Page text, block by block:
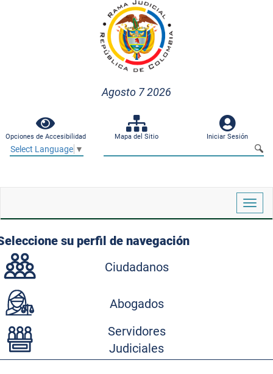
Agosto 7 2026
Opciones de Accesibilidad Mapa del Sitio Iniciar Sesión
Select Language ▼
su perfil de navegación
Ciudadanos
Abogados
Servidores
Judiciales